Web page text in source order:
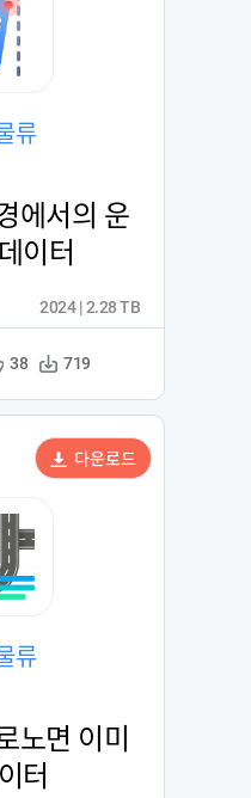
류
에서의 운
이터
38
다
수
719
2024 | 2.28 TB
류
노면 이미
터
다운로드